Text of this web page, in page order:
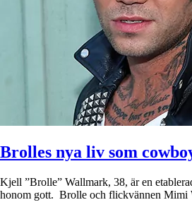
Brolles nya liv som
Kjell ”Brolle” Wallmark, 38, är en
honom gott. Brolle och flickvännen Mimi